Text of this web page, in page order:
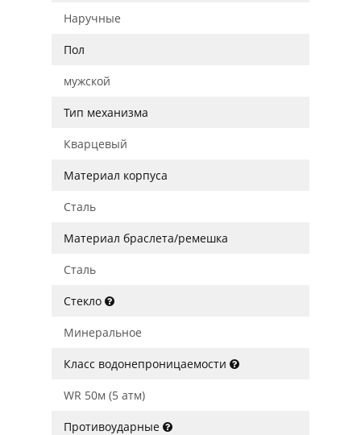
Наручные
Пол
мужской
Тип механизма
Кварцевый
Материал корпуса
Сталь
Материал браслета/ремешка
Сталь
Стекло
Минеральное
Класс водонепроницаемости
WR 50м (5 атм)
Противоударные